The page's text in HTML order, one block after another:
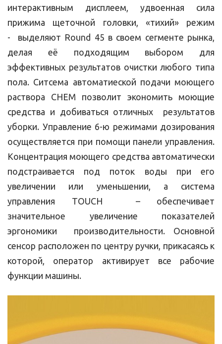
интерактивным дисплеем, удвоенная сила
прижима щеточной головки, «тихий» режим
- выделяют Round 45 в своем сегменте рынка,
делая её подходящим выбором для
эффективных результатов очистки любого типа
пола. Ситсема автоматиеской подачи моющего
раствора CHEM позволит экономить моющие
средства и добиваться отличных результатов
уборки. Управление 6-ю режимами дозирования
осуществляется при помощи панели управления.
Концентрация моющего средства автоматически
подстраивается под поток воды при его
увеличении или уменьшении, а система
управления TOUCH – обеспечивает
значительное увеличение показателей
эргономики производительности. Основной
сенсор расположен по центру ручки, прикасаясь к
которой, оператор активирует все рабочие
функции машины.